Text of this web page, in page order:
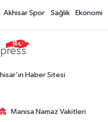
Akhisar Spor Sağlık Ekonomi
Haber Sitesi
Manisa Namaz Vakitleri